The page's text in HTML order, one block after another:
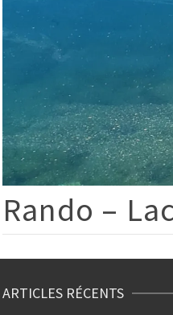
Rando –
ARTICLES RÉCENTS